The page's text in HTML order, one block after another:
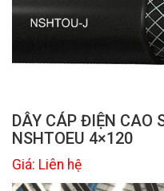
DÂY CÁP ĐIỆN CAO
NSHTOEU 4×120
Giá: Liên hệ